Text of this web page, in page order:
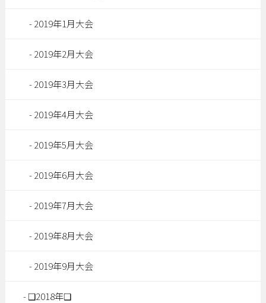
2019年1月大会
2019年2月大会
2019年3月大会
2019年4月大会
2019年5月大会
2019年6月大会
2019年7月大会
2019年8月大会
2019年9月大会
❑2018年❑